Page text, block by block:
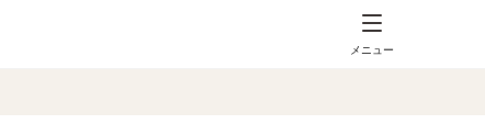
メニュー